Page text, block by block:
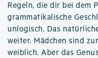
Regeln, die dir bei dem
grammatikalische
unlogisch. Das
weiter. Mädchen sind
weiblich. Aber das